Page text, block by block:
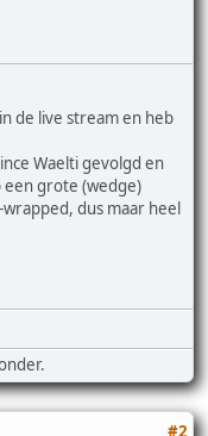
de live stream en heb
Waelti gevolgd en
een grote (wedge)
dus maar heel
#2